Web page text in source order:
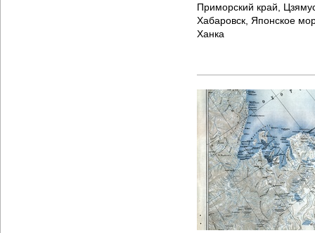
Приморский край,
Хабаровск, Японское
Ханка